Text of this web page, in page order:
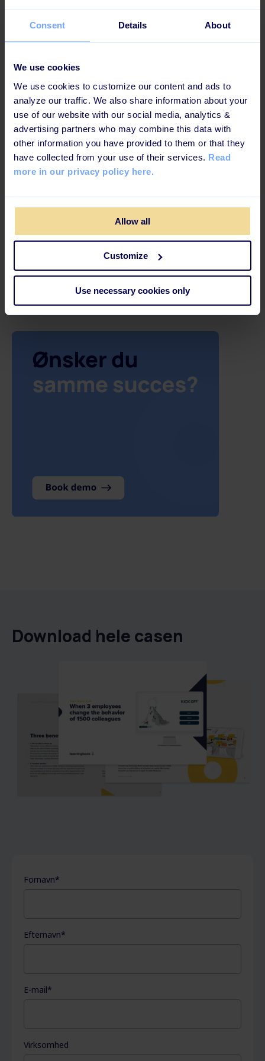
Consent Details About
We use cookies
We use cookies to customize our content and ads to
analyze our traffic. We also share information about your
use of our website with our social media, analytics &
advertising partners who may combine this data with
other information you have provided to them or that they
have collected from your use of their services. Read
more in our privacy policy here.
Allow all
Customize
Use necessary cookies only
så kan der gå vigtig viden tabt undervejs. Og vores
SIA’s var heller ikke begejstrede ved tanken om at
skulle agere eksperter i forhandlingsteknik. Nu har vi
sprog i højeste kvalitet, som via Learningbank
rammer direkte ud til målgruppen,“siger Marianne.
Key takeaways
Styrker medarbejdernes forhandlingsevner
Skaber værdi for banken og erhvervskunder
Skaber førsteklasses læringsindhold
Bruger både færdiglavet indhold og skaber selv
Skalerbar løsning
Download hele casen
Fornavn*
Efternavn*
E-mail*
Virksomhed